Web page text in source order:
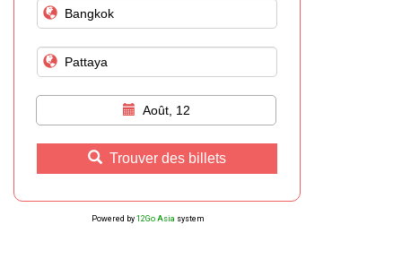
Août, 12
Trouver des billets
Powered by 12Go Asia system